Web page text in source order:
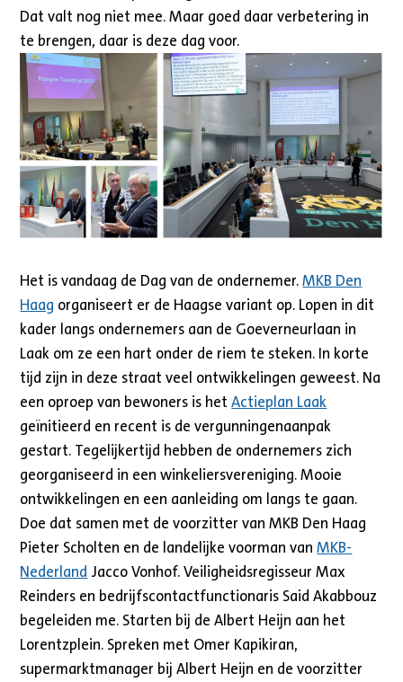
Dat valt nog niet mee. Maar goed daar verbetering in
te brengen, daar is deze dag voor.
Het is vandaag de Dag van de ondernemer.MKB Den
Haag organiseert er de Haagse variant op. Lopen in dit
kader langs ondernemers aan de Goeverneurlaan in
Laak om ze een hart onder de riem te steken. In korte
tijd zijn in deze straat veel ontwikkelingen geweest. Na
een oproep van bewoners is hetActieplan Laak
geïnitieerd en recent is de vergunningenaanpak
gestart. Tegelijkertijd hebben de ondernemers zich
georganiseerd in een winkeliersvereniging. Mooie
ontwikkelingen en een aanleiding om langs te gaan.
Doe dat samen met de voorzitter van MKB Den Haag
Pieter Scholten en de landelijke voorman vanMKB-
Nederland Jacco Vonhof. Veiligheidsregisseur Max
Reinders en bedrijfscontactfunctionaris Said Akabbouz
begeleiden me. Starten bij de Albert Heijn aan het
Lorentzplein. Spreken met Omer Kapikiran,
supermarktmanager bij Albert Heijn en de voorzitter